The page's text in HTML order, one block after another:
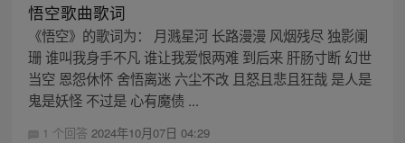
悟空歌曲歌词
《悟空》的歌词为： 月溅星河 长路漫漫 风烟残尽 独影阑
珊 谁叫我身手不凡 谁让我爱恨两难 到后来 肝肠寸断 幻世
当空 恩怨休怀 舍悟离迷 六尘不改 且怒且悲且狂哉 是人是
鬼是妖怪 不过是 心有魔债 ...
1 个回答 2024年10月07日 04:29